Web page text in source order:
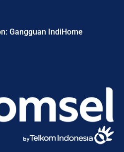
Gangguan IndiHome